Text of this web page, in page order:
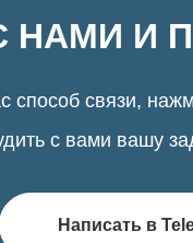
НАМИ И
связи,
с вами вашу
Написать в